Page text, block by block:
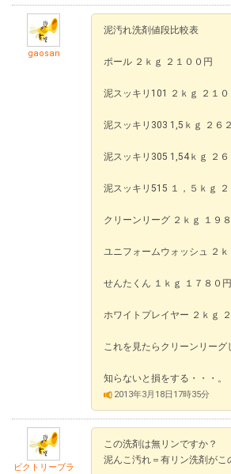
gaosan
泥汚れ洗剤値段比較表
ポール ２ｋｇ ２１００円
泥スッキリ101 ２ｋｇ ２１０
泥スッキリ303 1,5ｋｇ ２６
泥スッキリ305 1,54ｋｇ ２６
泥スッキリ515 １，５ｋｇ ２
クリーンリーグ ２ｋｇ １９
ユニフォームウォッシュ ２
せんたくん １ｋｇ １７８０円
ホワイトプレイヤー ２ｋｇ
これを見たらクリーンリーグ
知らないと損をする・・・。
2013年3月18日17時35分
ビクトリーブラ
この洗剤は無リンですか？
泥んこ汚れ＝有リン洗剤がこ